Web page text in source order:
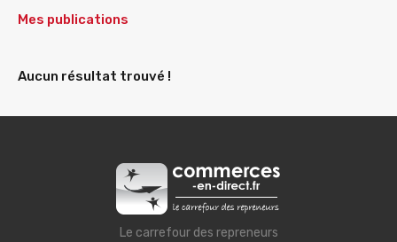
Mes publications
Aucun résultat trouvé !
Le carrefour des repreneurs